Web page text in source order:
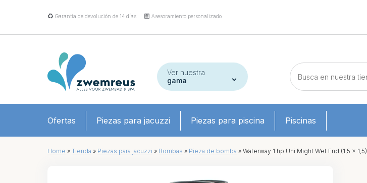
Garantía de devolución de 14 días Asesoramiento personalizado
Ver nuestra
gama
Ofertas Piezas para jacuzzi Piezas para piscina Piscinas
Home » Tienda » Piezas para jacuzzi » Bombas » Pieza de bomba » Waterway 1 hp Uni Might Wet End (1,5 x 1,5)